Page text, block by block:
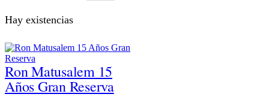
Hay existencias
Ron Matusalem 15
Años Gran Reserva